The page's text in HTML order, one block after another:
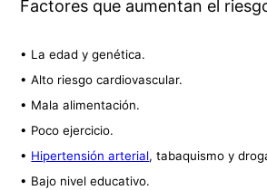
Factores que aumentan el
• La edad y genética.
• Alto riesgo cardiovascular.
• Mala alimentación.
• Poco ejercicio.
• Hipertensión arterial, tabaquismo y
• Bajo nivel educativo.